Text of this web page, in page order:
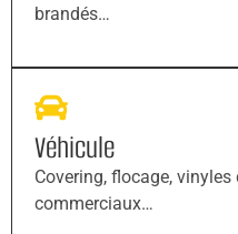
brandés…
Véhicule
Covering, flocage,
commerciaux…